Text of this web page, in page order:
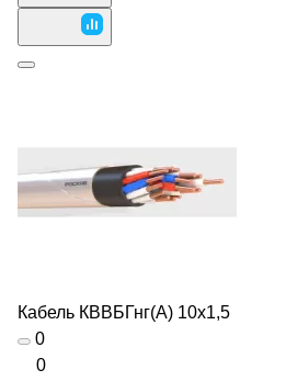
Кабель КВВБГнг(А) 10х1,5
0
0